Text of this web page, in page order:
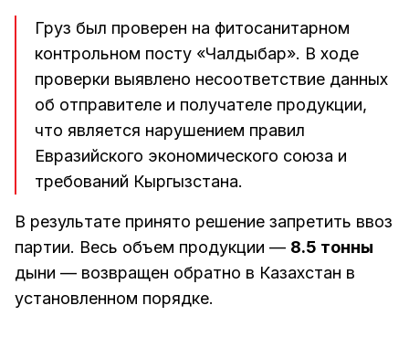
Груз был проверен на фитосанитарном
контрольном посту «Чалдыбар». В ходе
проверки выявлено несоответствие данных
об отправителе и получателе продукции,
что является нарушением правил
Евразийского экономического союза и
требований Кыргызстана.
В результате принято решение запретить ввоз
партии. Весь объем продукции — 8.5 тонны
дыни — возвращен обратно в Казахстан в
установленном порядке.